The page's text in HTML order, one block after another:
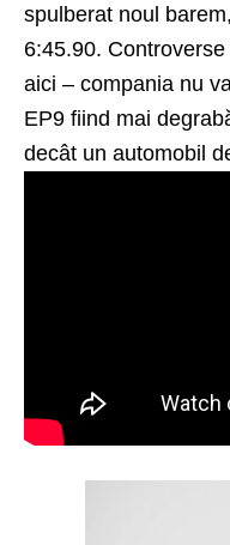
spulberat noul
6:45.90.
aici – compania nu
EP9 fiind mai
decât un automobil